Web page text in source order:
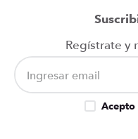
Califica el
★★★★
Tu nombre
Regístrate y